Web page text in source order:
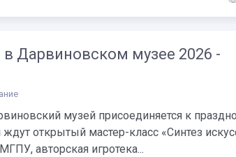
Дарвиновском музее 2026 -
музей присоединяется к
открытый мастер-класс «Синтез
авторская игротека...